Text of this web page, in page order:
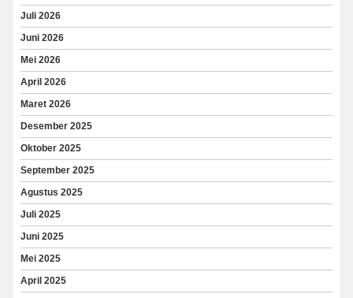
Juli 2026
Juni 2026
Mei 2026
April 2026
Maret 2026
Desember 2025
Oktober 2025
September 2025
Agustus 2025
Juli 2025
Juni 2025
Mei 2025
April 2025